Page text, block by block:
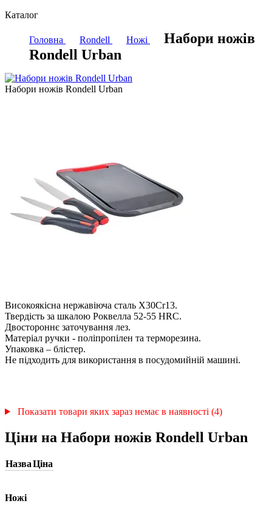
Каталог
Головна Rondell Ножі
Набори ножів
Rondell Urban
Набори ножів Rondell Urban
Високоякісна нержавіюча сталь X30Cr13.
Твердість за шкалою Роквелла 52-55 HRC.
Двостороннє заточування лез.
Матеріал ручки - поліпропілен та терморезина.
Упаковка – блістер.
Не підходить для використання в посудомийній машині.
Показати товари яких зараз немає в наявності (4)
Ціни на Набори ножів Rondell Urban
НазваЦіна
Ножі